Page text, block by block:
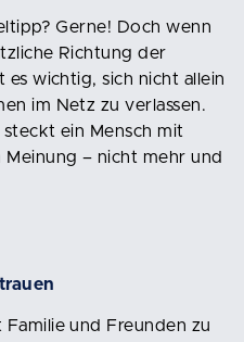
Gerne! Doch wenn
Richtung der
es wichtig, sich nicht allein
im Netz zu verlassen.
ein Mensch mit
– nicht mehr und
Familie und Freunden zu